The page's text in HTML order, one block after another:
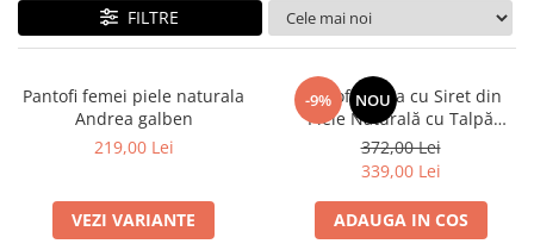
FILTRE
Pantofi femei piele naturala
Andrea galben
219,00 Lei
VEZI VARIANTE
-9% NOU
Pantofi Dama cu Siret din
Piele Naturală cu Talpă
Platformă de 6 cm - Negru
Texturat
372,00 Lei
339,00 Lei
ADAUGA IN COS